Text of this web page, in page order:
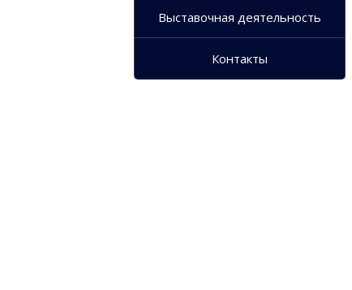
Выставочная деятельность
Контакты